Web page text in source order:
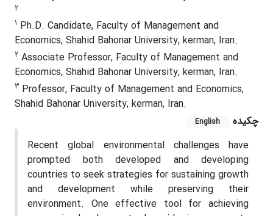
2
1 Ph.D. Candidate, Faculty of Management and
Economics, Shahid Bahonar University, kerman, Iran.
2 Associate Professor, Faculty of Management and
Economics, Shahid Bahonar University, kerman, Iran.
3 Professor, Faculty of Management and Economics,
Shahid Bahonar University, kerman, Iran.
چکیده
English
Recent global environmental challenges have
prompted both developed and developing
countries to seek strategies for sustaining growth
and development while preserving their
environment. One effective tool for achieving